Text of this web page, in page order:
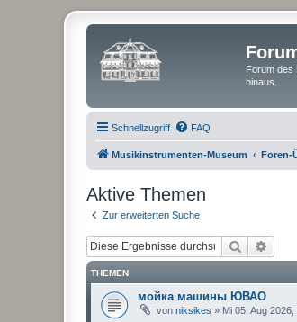
Forum des
hinaus.
Schnellzugriff FAQ
Musikinstrumenten-Museum Foren-
Aktive Themen
Zur erweiterten Suche
Suche
THEMEN
мойка машины ЮВАО
von niksikes » Mi 05. Aug 2026,